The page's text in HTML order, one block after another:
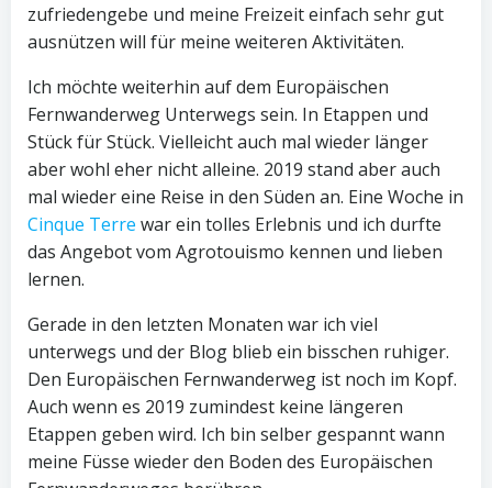
zufriedengebe und meine Freizeit einfach sehr gut
ausnützen will für meine weiteren Aktivitäten.
Ich möchte weiterhin auf dem Europäischen
Fernwanderweg Unterwegs sein. In Etappen und
Stück für Stück. Vielleicht auch mal wieder länger
aber wohl eher nicht alleine. 2019 stand aber auch
mal wieder eine Reise in den Süden an. Eine Woche in
Cinque Terre war ein tolles Erlebnis und ich durfte
das Angebot vom Agrotouismo kennen und lieben
lernen.
Gerade in den letzten Monaten war ich viel
unterwegs und der Blog blieb ein bisschen ruhiger.
Den Europäischen Fernwanderweg ist noch im Kopf.
Auch wenn es 2019 zumindest keine längeren
Etappen geben wird. Ich bin selber gespannt wann
meine Füsse wieder den Boden des Europäischen